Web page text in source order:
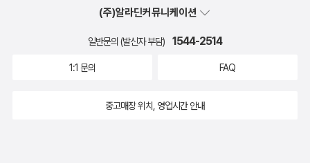
(주)알라딘커뮤니케이션
일반문의 (발신자 부담) 1544-2514
1:1 문의 FAQ
중고매장 위치, 영업시간 안내